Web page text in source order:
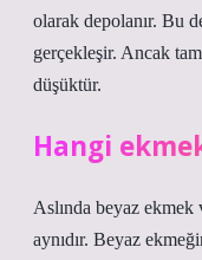
olarak depolanır. Bu
gerçekleşir. Ancak
düşüktür.
Hangi
Aslında beyaz
aynıdır. Beyaz